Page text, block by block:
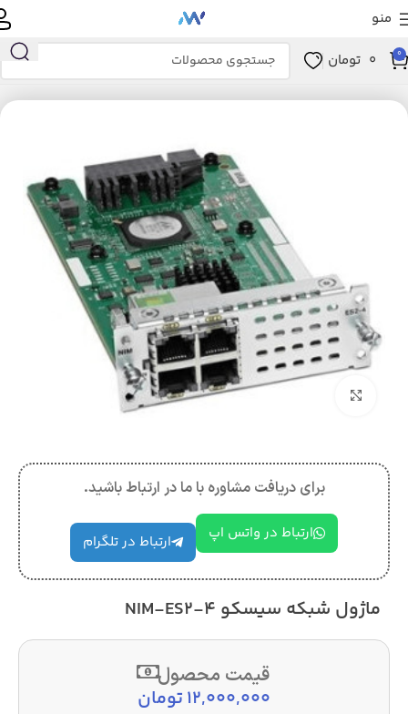
منو
0
0 تومان
خانه ماژول های شبکه ماژول NIM
برای دریافت مشاوره با ما در ارتباط باشید.
ارتباط در واتس اپ ارتباط در تلگرام
ماژول شبکه سیسکو NIM-ES2-4
قیمت محصول
12,000,000تومان